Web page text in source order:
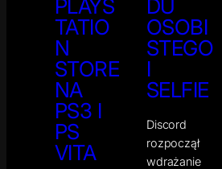
PLAYS
TATIO
N
STORE
NA
PS3 I
PS
VITA
DU
OSOBI
STEGO
I
SELFIE
Discord
rozpoczął
wdrażanie